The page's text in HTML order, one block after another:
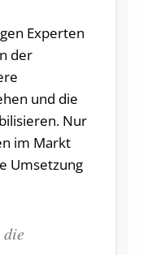
Experten
der
und die
Nur
im Markt
Umsetzung